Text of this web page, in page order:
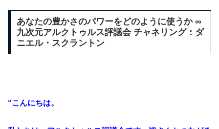
あなたの豊かさのパワーをどのように使うか ∞
九次元アルクトゥルス評議会 チャネリング：ダ
ニエル・スクラントン
“こんにちは。